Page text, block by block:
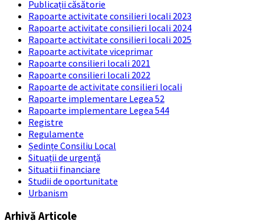
Publicații căsătorie
Rapoarte activitate consilieri locali 2023
Rapoarte activitate consilieri locali 2024
Rapoarte activitate consilieri locali 2025
Rapoarte activitate viceprimar
Rapoarte consilieri locali 2021
Rapoarte consilieri locali 2022
Rapoarte de activitate consilieri locali
Rapoarte implementare Legea 52
Rapoarte implementare Legea 544
Registre
Regulamente
Ședințe Consiliu Local
Situații de urgență
Situatii financiare
Studii de oportunitate
Urbanism
Arhivă Articole